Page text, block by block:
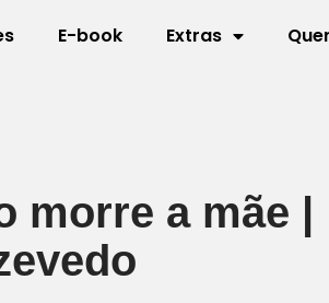
E-book Extras
morre a mãe |